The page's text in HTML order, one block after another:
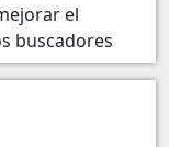
el
buscadores